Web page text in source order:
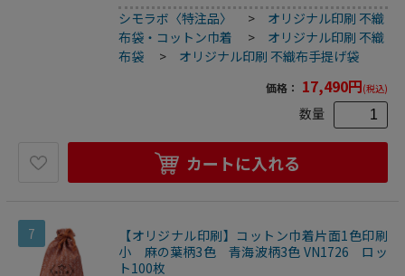
シモラボ〈特注品〉 > オリジナル印刷 不織
布袋・コットン巾着
> オリジナル印刷 不織
布袋
> オリジナル印刷 不織布手提げ袋
価格： 17,490円(税込)
数量
カートに入れる
7
【オリジナル印刷】コットン巾着片面1色印刷
小 麻の葉柄3色 青海波柄3色 VN1726 ロッ
ト100枚